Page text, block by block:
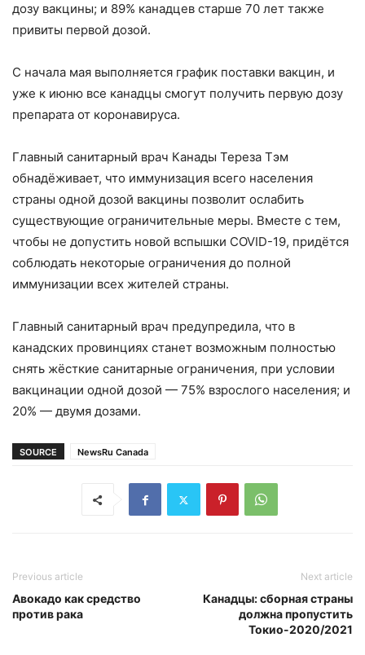
дозу вакцины; и 89% канадцев старше 70 лет также
привиты первой дозой.
С начала мая выполняется график поставки вакцин, и
уже к июню все канадцы смогут получить первую дозу
препарата от коронавируса.
Главный санитарный врач Канады Тереза Тэм
обнадёживает, что иммунизация всего населения
страны одной дозой вакцины позволит ослабить
существующие ограничительные меры. Вместе с тем,
чтобы не допустить новой вспышки COVID-19, придётся
соблюдать некоторые ограничения до полной
иммунизации всех жителей страны.
Главный санитарный врач предупредила, что в
канадских провинциях станет возможным полностью
снять жёсткие санитарные ограничения, при условии
вакцинации одной дозой — 75% взрослого населения; и
20% — двумя дозами.
SOURCE NewsRu Canada
Previous article
Авокадо как средство
против рака
Next article
Канадцы: сборная страны
должна пропустить
Токио-2020/2021